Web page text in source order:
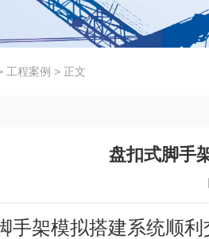
工程案例 > 正文
盘扣式脚手
手架模拟搭建系统顺利